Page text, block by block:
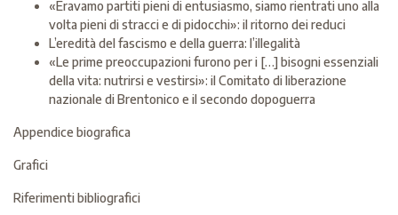
«Eravamo partiti pieni di entusiasmo, siamo rientrati uno alla
volta pieni di stracci e di pidocchi»: il ritorno dei reduci
L’eredità del fascismo e della guerra: l’illegalità
«Le prime preoccupazioni furono per i […] bisogni essenziali
della vita: nutrirsi e vestirsi»: il Comitato di liberazione
nazionale di Brentonico e il secondo dopoguerra
Appendice biografica
Grafici
Riferimenti bibliografici